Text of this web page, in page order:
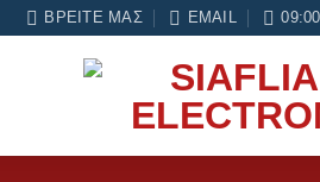
εγγύηση σε κάθε εργασία Service
ΒΡΕΊΤΕ ΜΑΣ EMAIL